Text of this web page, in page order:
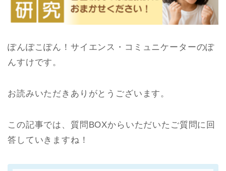
ぽんぽこぽん！サイエンス・コミュニケーターのぽ
んすけです。
お読みいただきありがとうございます。
この記事では、質問BOXからいただいたご質問に回
答していきますね！